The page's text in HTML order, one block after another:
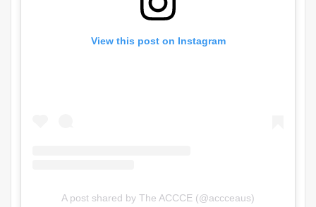
View this post on Instagram
A post shared by The ACCCE (@accceaus)